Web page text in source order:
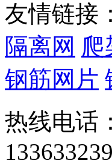
友情链接：
隔离网 爬
钢筋网片
热线电话：